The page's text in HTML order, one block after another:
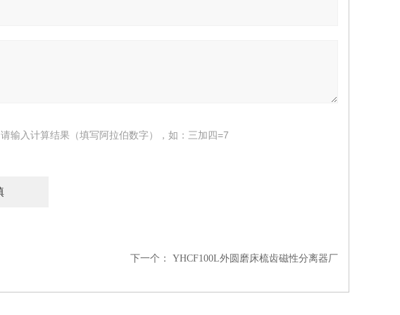
请输入计算结果（填写阿拉伯数字），如：三加四=7
下一个： YHCF100L外圆磨床梳齿磁性分离器厂